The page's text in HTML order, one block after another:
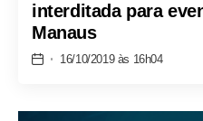
interditada para
Manaus
16/10/2019 às 16h04